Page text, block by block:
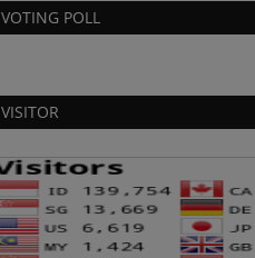
VOTING POLL
VISITOR